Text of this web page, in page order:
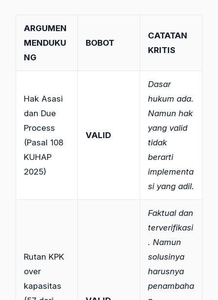
ARGUMEN
MENDUKU
NG
BOBOT
CATATAN
KRITIS
Hak Asasi
dan Due
Process
(Pasal 108
KUHAP
2025)
VALID
Dasar
hukum ada.
Namun hak
yang valid
tidak
berarti
implementa
si yang adil.
Rutan KPK
over
kapasitas
Faktual dan
terverifikasi
. Namun
solusinya
harusnya
penambaha